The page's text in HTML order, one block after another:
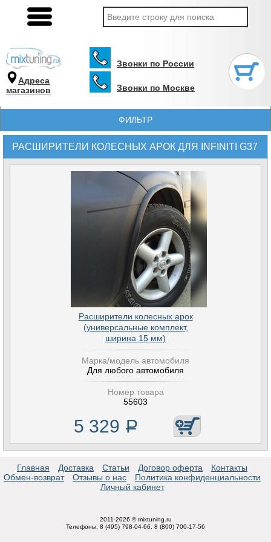
Адреса
магазинов
Звонки по России
Звонки по Москве
ФИЛЬТР
РАСШИРИТЕЛИ КОЛЕСНЫХ АРОК ДЛЯ INFINITI G37
Расширители колесных арок
(универсальные комплект,
ширина 15 мм)
Марка/модель автомобиля
Для любого автомобиля
Номер товара
55603
5 329 Р
Главная Доставка Статьи Договор оферта
Контакты
Обмен-возврат
Отзывы о нас
Политика конфиденциальности
Личный кабинет
2011-2026 © mixtuning.ru
Телефоны: 8 (495) 798-04-66, 8 (800) 700-17-56